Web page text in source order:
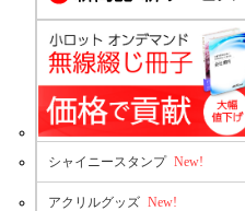
シャイニースタンプ New!
アクリルグッズ New!